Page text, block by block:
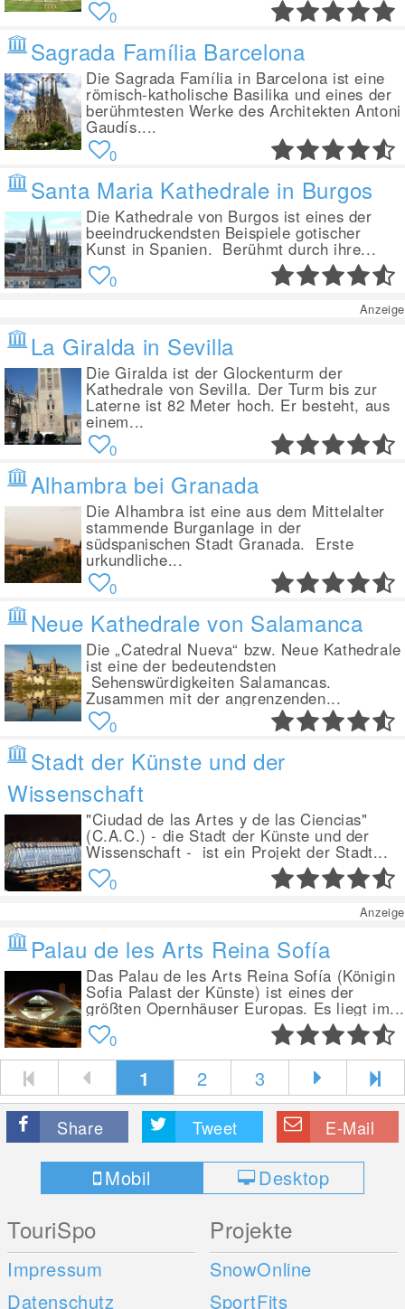
0
Sagrada Família Barcelona
Die Sagrada Família in Barcelona ist eine
römisch-katholische Basilika und eines der
berühmtesten Werke des Architekten Antoni
Gaudís....
0
Santa Maria Kathedrale in Burgos
Die Kathedrale von Burgos ist eines der
beeindruckendsten Beispiele gotischer
Kunst in Spanien. Berühmt durch ihre...
0
Anzeige
La Giralda in Sevilla
Die Giralda ist der Glockenturm der
Kathedrale von Sevilla. Der Turm bis zur
Laterne ist 82 Meter hoch. Er besteht, aus
einem...
0
Alhambra bei Granada
Die Alhambra ist eine aus dem Mittelalter
stammende Burganlage in der
südspanischen Stadt Granada. Erste
urkundliche...
0
Neue Kathedrale von Salamanca
Die „Catedral Nueva“ bzw. Neue Kathedrale
ist eine der bedeutendsten
Sehenswürdigkeiten Salamancas.
Zusammen mit der angrenzenden...
0
Stadt der Künste und der
Wissenschaft
"Ciudad de las Artes y de las Ciencias"
(C.A.C.) - die Stadt der Künste und der
Wissenschaft - ist ein Projekt der Stadt...
0
Anzeige
Palau de les Arts Reina Sofía
Das Palau de les Arts Reina Sofía (Königin
Sofia Palast der Künste) ist eines der
größten Opernhäuser Europas. Es liegt im...
0
1 2 3
Share Tweet E-Mail
Mobil Desktop
TouriSpo
Impressum
Datenschutz
Projekte
SnowOnline
SportFits